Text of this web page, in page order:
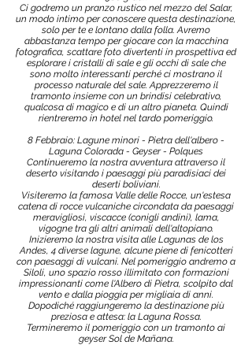
Ci godremo un pranzo rustico nel mezzo del Salar,
un modo intimo per conoscere questa destinazione,
solo per te e lontano dalla folla. Avremo
abbastanza tempo per giocare con la macchina
fotografica, scattare foto divertenti in prospettiva ed
esplorare i cristalli di sale e gli occhi di sale che
sono molto interessanti perché ci mostrano il
processo naturale del sale. Apprezzeremo il
tramonto insieme con un brindisi celebrativo,
qualcosa di magico e di un altro pianeta. Quindi
rientreremo in hotel nel tardo pomeriggio.
8 Febbraio: Lagune minori - Pietra dell'albero -
Laguna Colorada - Geyser - Polques
Continueremo la nostra avventura attraverso il
deserto visitando i paesaggi più paradisiaci dei
deserti boliviani.
Visiteremo la famosa Valle delle Rocce, un'estesa
catena di rocce vulcaniche circondata da paesaggi
meravigliosi, viscacce (conigli andini), lama,
vigogne tra gli altri animali dell'altopiano.
Inizieremo la nostra visita alle Lagunas de los
Andes, 4 diverse lagune, alcune piene di fenicotteri
con paesaggi di vulcani. Nel pomeriggio andremo a
Siloli, uno spazio rosso illimitato con formazioni
impressionanti come l'Albero di Pietra, scolpito dal
vento e dalla pioggia per migliaia di anni.
Dopodiché raggiungeremo la destinazione più
preziosa e attesa: la Laguna Rossa.
Termineremo il pomeriggio con un tramonto ai
geyser Sol de Mañana.